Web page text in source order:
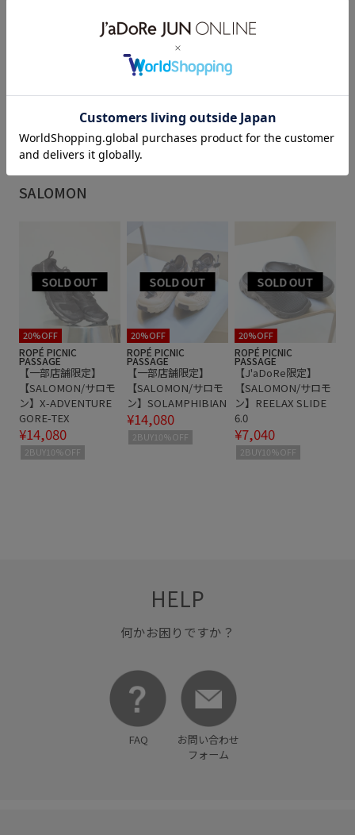
26SS20dp 2BUY10%OFF対象商品
SALOMON クッション性
シンプル スタイリッシュ スポーツ スポーティ
セットアップ ナイロン ミニマル メッシュ
モダン ユニセックス
SALOMON
20%OFF
ROPÉ PICNIC
PASSAGE
【一部店舗限定】
【SALOMON/サロモ
ン】X-ADVENTURE
GORE-TEX
¥14,080
2BUY10%OFF
20%OFF
ROPÉ PICNIC
PASSAGE
【一部店舗限定】
【SALOMON/サロモ
ン】SOLAMPHIBIAN
¥14,080
2BUY10%OFF
20%OFF
ROPÉ PICNIC
PASSAGE
【J'aDoRe限定】
【SALOMON/サロモ
ン】REELAX SLIDE
6.0
¥7,040
2BUY10%OFF
HELP
何かお困りですか？
FAQ
お問い合わせ
フォーム